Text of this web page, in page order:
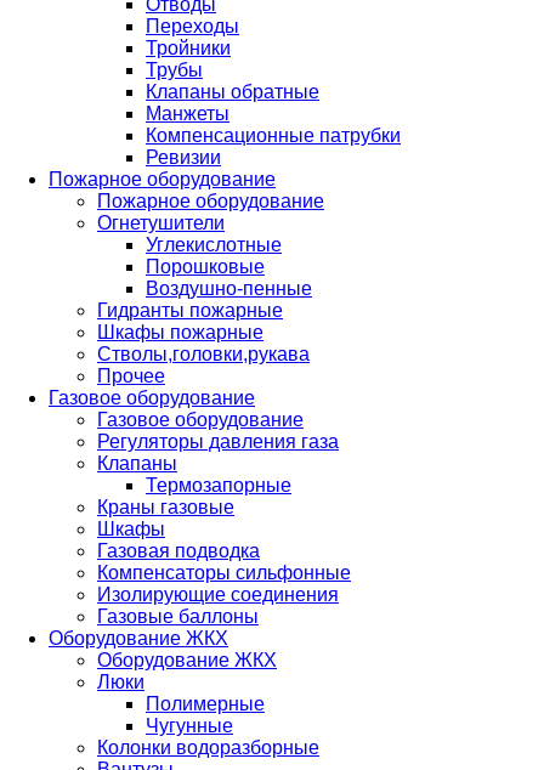
Отводы
Переходы
Тройники
Трубы
Клапаны обратные
Манжеты
Компенсационные патрубки
Ревизии
Пожарное оборудование
Пожарное оборудование
Огнетушители
Углекислотные
Порошковые
Воздушно-пенные
Гидранты пожарные
Шкафы пожарные
Стволы,головки,рукава
Прочее
Газовое оборудование
Газовое оборудование
Регуляторы давления газа
Клапаны
Термозапорные
Краны газовые
Шкафы
Газовая подводка
Компенсаторы сильфонные
Изолирующие соединения
Газовые баллоны
Оборудование ЖКХ
Оборудование ЖКХ
Люки
Полимерные
Чугунные
Колонки водоразборные